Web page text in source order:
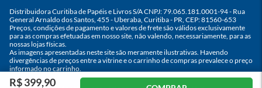
Distribuidora Curitiba de Papéis e Livros S/A CNPJ: 79.065.181.0001-94 - Rua
General Arnaldo dos Santos, 455 - Uberaba, Curitiba - PR, CEP: 81560-653
Preços, condições de pagamento e valores de frete são válidos exclusivamente
para as compras efetuadas em nosso site, não valendo, necessariamente, para as
nossas lojas físicas.
As imagens apresentadas neste site são meramente ilustrativas. Havendo
divergências de preços entre a vitrine e o carrinho de compras prevalece o preço
informado no carrinho.
R$ 399,90